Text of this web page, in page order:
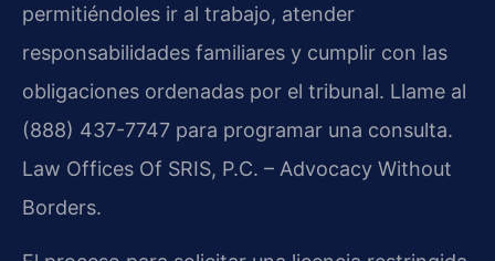
permitiéndoles ir al trabajo, atender
responsabilidades familiares y cumplir con las
obligaciones ordenadas por el tribunal. Llame al
(888) 437-7747 para programar una consulta.
Law Offices Of SRIS, P.C. – Advocacy Without
Borders.